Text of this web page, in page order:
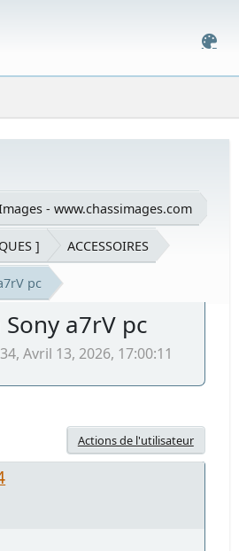
- www.chassimages.com
] ACCESSOIRES
pc
a7rV pc
Avril 13, 2026, 17:00:11
Actions de l'utilisateur